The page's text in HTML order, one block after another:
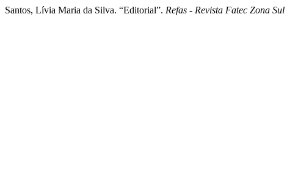
Santos, Lívia Maria da Silva. “Editorial”. Refas - Revista Fatec Zona Sul